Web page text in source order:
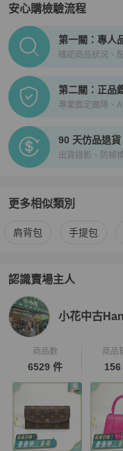
安心購檢驗流程
PopChill拍拍圈正品驗
第一關：專人
確認商品狀況、
第二關：正品
專業鑑定團隊、
90 天仿品退貨
出貨錄影、防掉
更多相似類別
更多Dior 相似商品推
肩背包 手提包
認識賣場主人
PopChill 拍拍圈嚴選賣
商品數
6529 件
商品
156